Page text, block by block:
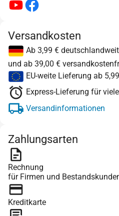
Versandkosten
Ab 3,99 € deutschlandweit
und ab 39,00 €
EU-weite Lieferung ab
Express-Lieferung für
Versandinformationen
Zahlungsarten
Rechnung
für Firmen und
Kreditkarte